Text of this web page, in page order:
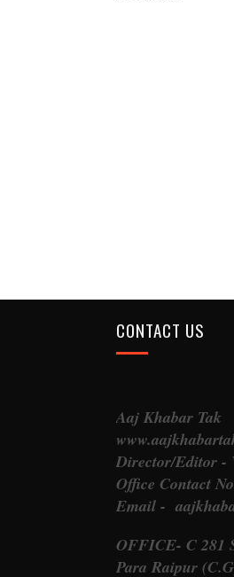
CONTACT US
Aaj Khabar Tak
Director/Editor -
Office Contact
Email -
OFFICE- C 281
Para Raipur